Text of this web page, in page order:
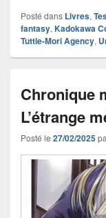
Posté dans Livres,
fantasy, Kadokawa
Tuttle-Mori Agency,
Chronique
L’étrange
Posté le 27/02/2025